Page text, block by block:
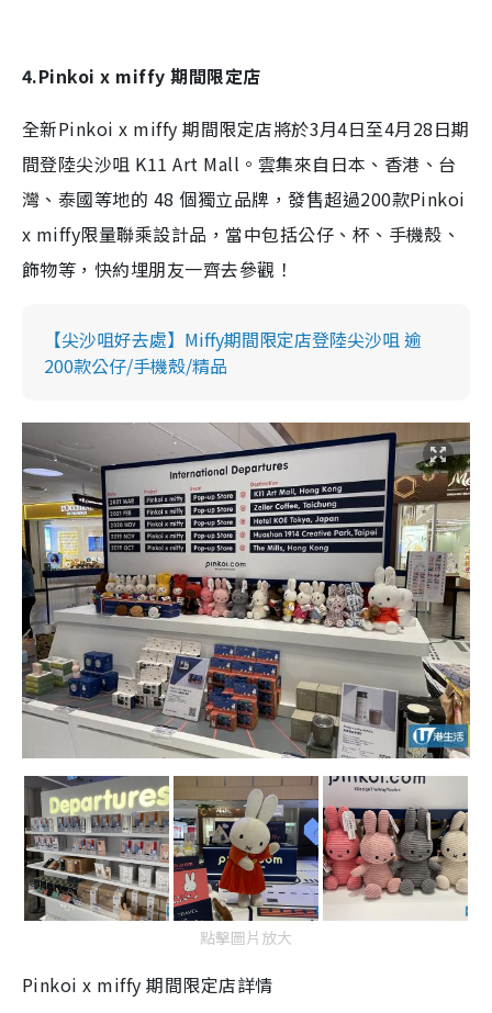
4.Pinkoi x miffy 期間限定店
全新Pinkoi x miffy 期間限定店將於3月4日至4月28日期
間登陸尖沙咀 K11 Art Mall。雲集來自日本、香港、台
灣、泰國等地的 48 個獨立品牌，發售超過200款Pinkoi
x miffy限量聯乘設計品，當中包括公仔、杯、手機殼、
飾物等，快約埋朋友一齊去參觀！
【尖沙咀好去處】Miffy期間限定店登陸尖沙咀 逾
200款公仔/手機殼/精品
點擊圖片放大
Pinkoi x miffy 期間限定店詳情